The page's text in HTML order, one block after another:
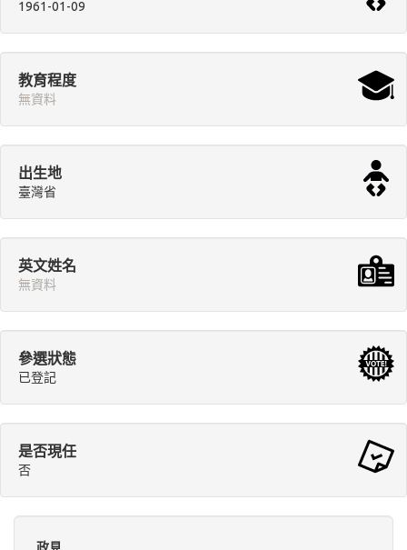
1961-01-09
教育程度
無資料
出生地
臺灣省
英文姓名
無資料
參選狀態
已登記
是否現任
否